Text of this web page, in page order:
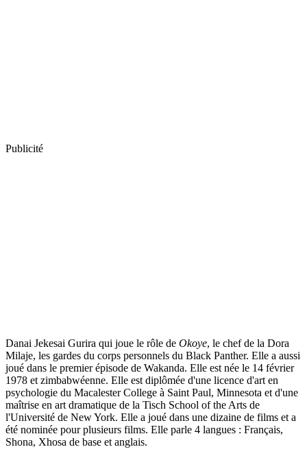
Publicité
Danai Jekesai Gurira qui joue le rôle de Okoye, le chef de la Dora
Milaje, les gardes du corps personnels du Black Panther. Elle a aussi
joué dans le premier épisode de Wakanda. Elle est née le 14 février
1978 et zimbabwéenne. Elle est diplômée d'une licence d'art en
psychologie du Macalester College à Saint Paul, Minnesota et d'une
maîtrise en art dramatique de la Tisch School of the Arts de
l'Université de New York. Elle a joué dans une dizaine de films et a
été nominée pour plusieurs films. Elle parle 4 langues : Français,
Shona, Xhosa de base et anglais.